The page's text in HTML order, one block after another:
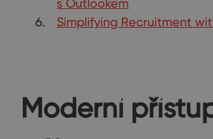
s Outlookem
Simplifying Recruitment
Moderní